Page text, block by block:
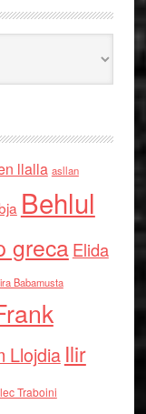
llalla asllan
Behlul
grecaElida
Babamusta
Llojdia Ilir
Traboini